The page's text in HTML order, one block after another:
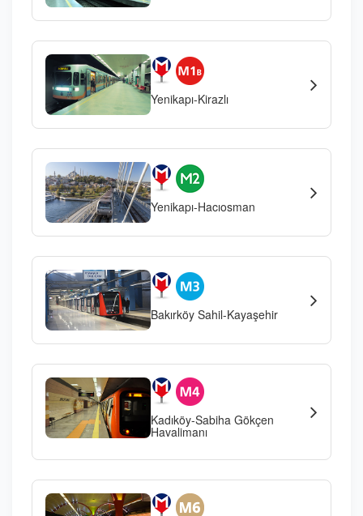
Yenikapı-Kirazlı
Yenikapı-Hacıosman
Bakırköy Sahil-Kayaşehir
Kadıköy-Sabiha Gökçen
Havalimanı